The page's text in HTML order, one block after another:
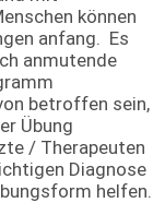
können
anfang. Es
anmutende
betroffen sein,
Übung
/ Therapeuten
Diagnose
helfen.